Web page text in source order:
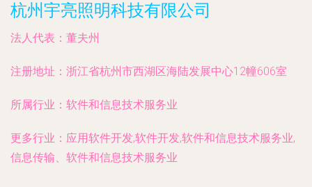
杭州宇亮照明科技有限公司
法人代表： 董夫州
注册地址： 浙江省杭州市西湖区海陆发展中心12幢606室
所属行业： 软件和信息技术服务业
更多行业： 应用软件开发,软件开发,软件和信息技术服务业,
信息传输、软件和信息技术服务业